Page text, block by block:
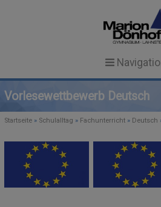
Startseite
News
NEWS
TERMINE
Unsere Schule
SCHULPROFIL
Schulgemeinschaft
Vorlesewettbewerb Deutsch
Startseite » Schulalltag » Fachunterricht » Deutsch